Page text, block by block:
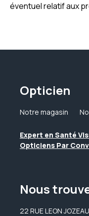
éventuel relatif aux
Opticien
Notre magasin
Expert en Santé
Opticiens Par
Nous
22 RUE LEON